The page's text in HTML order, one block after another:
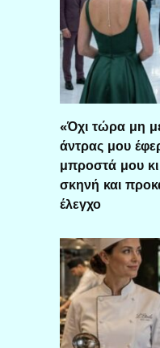
«Όχι τώρα μη
άντρας μου
μπροστά μου
σκηνή και
έλεγχο